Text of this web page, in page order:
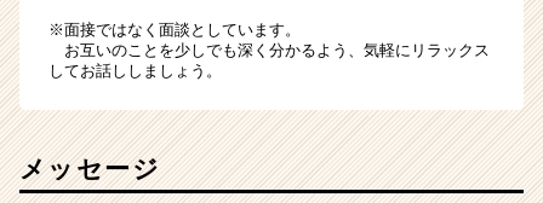
※面接ではなく面談としています。
お互いのことを少しでも深く分かるよう、気軽にリラックス
してお話ししましょう。
メッセージ